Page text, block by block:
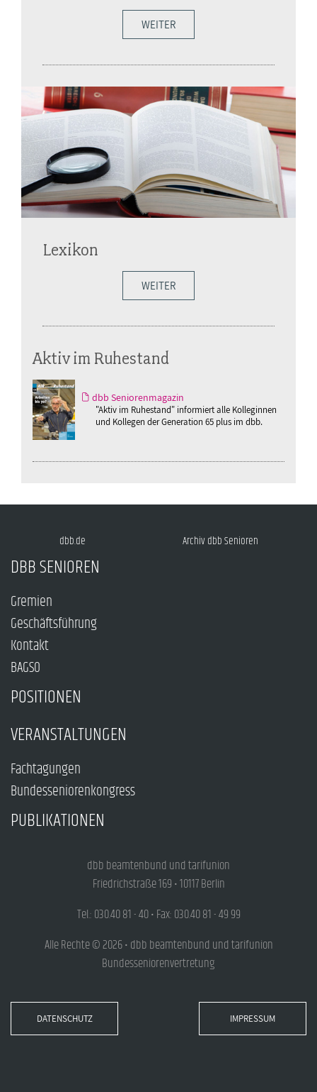
WEITER
Lexikon
WEITER
Aktiv im Ruhestand
dbb Seniorenmagazin
"Aktiv im Ruhestand" informiert alle Kolleginnen
und Kollegen der Generation 65 plus im dbb.
dbb.de Archiv dbb Senioren
DBB SENIOREN
Gremien
Geschäftsführung
Kontakt
BAGSO
POSITIONEN
VERANSTALTUNGEN
Fachtagungen
Bundesseniorenkongress
PUBLIKATIONEN
dbb beamtenbund und tarifunion
Friedrichstraße 169 • 10117 Berlin
Tel.: 030.40 81 - 40 • Fax: 030.40 81 - 49 99
Alle Rechte © 2026 • dbb beamtenbund und tarifunion
Bundesseniorenvertretung
DATENSCHUTZ IMPRESSUM